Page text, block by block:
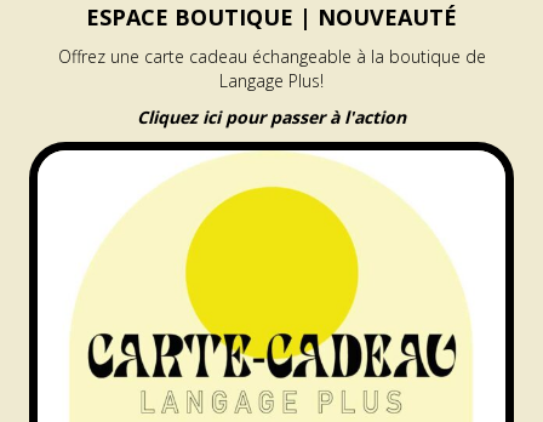
ESPACE BOUTIQUE | NOUVEAUTÉ
Offrez une carte cadeau échangeable à la boutique de
Langage Plus!
Cliquez ici pour passer à l'action